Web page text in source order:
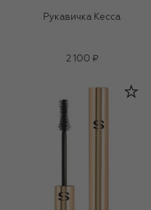
Рукавичка Кесса
2 100 ₽